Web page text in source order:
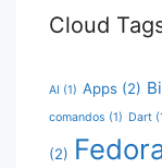
Cloud
AI (1) Apps (2)
comandos (1) Dart
(2)